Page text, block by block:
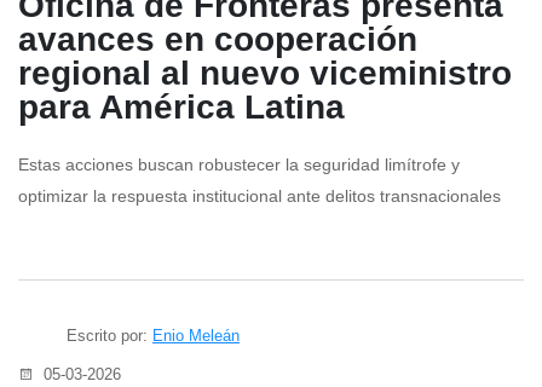
avances en cooperación
regional al nuevo viceministro
para América Latina
Estas acciones buscan robustecer la seguridad limítrofe y
optimizar la respuesta institucional ante delitos transnacionales
Escrito por: Enio Meleán
05-03-2026